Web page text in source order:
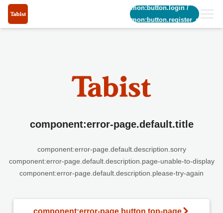
common:button.login/
common:button.register_short
component:error-page.default.title
component:error-page.default.description.sorry
component:error-page.default.description.page-unable-to-display
component:error-page.default.description.please-try-again
component:error-page.button.top-page